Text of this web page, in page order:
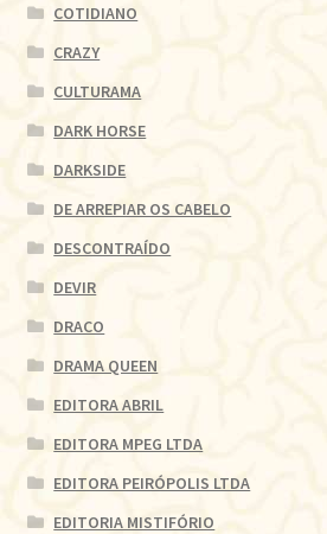
COTIDIANO
CRAZY
CULTURAMA
DARK HORSE
DARKSIDE
DE ARREPIAR OS CABELO
DESCONTRAÍDO
DEVIR
DRACO
DRAMA QUEEN
EDITORA ABRIL
EDITORA MPEG LTDA
EDITORA PEIRÓPOLIS LTDA
EDITORIA MISTIFÓRIO